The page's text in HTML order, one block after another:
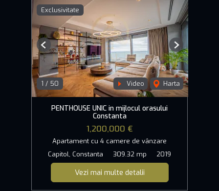
Exclusivitate
1 / 50 Video Harta
Previous Next
PENTHOUSE UNIC in mijlocul orasului
Constanta
1,200,000 €
Apartament cu 4 camere de vânzare
Capitol, Constanta
309.32 mp 2019
Vezi mai multe detalii